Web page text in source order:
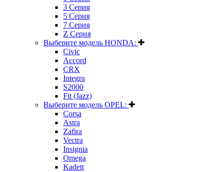
3 Серия
5 Серия
7 Серия
Z Серия
Выберите модель HONDA:
Civic
Accord
CRX
Integra
S2000
Fit (Jazz)
Выберите модель OPEL:
Corsa
Astra
Zafira
Vectra
Insignia
Omega
Kadett